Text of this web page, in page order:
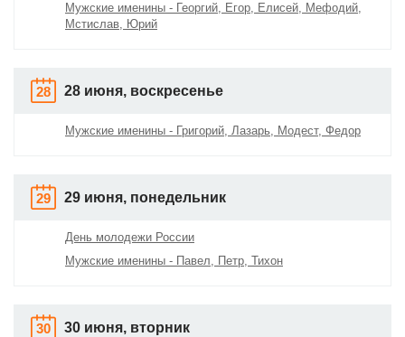
Мужские именины - Георгий, Егор, Елисей, Мефодий,
Мстислав, Юрий
28 28 июня, воскресенье
Мужские именины - Григорий, Лазарь, Модест, Федор
29 29 июня, понедельник
День молодежи России
Мужские именины - Павел, Петр, Тихон
30 30 июня, вторник